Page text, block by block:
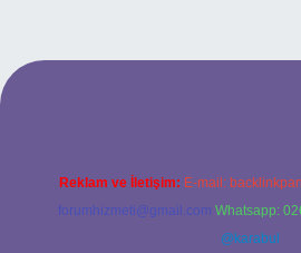
bahis sitesi
Reklam ve İletişim: E-mail:
forumhizmeti@gmail.com Whatsapp:
@karabul